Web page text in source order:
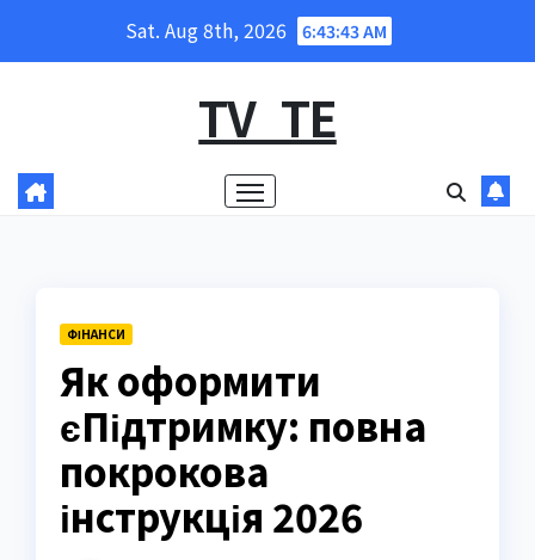
Sat. Aug 8th, 2026 6:43:44 AM
TV_TE
ФІНАНСИ
Як оформити
єПідтримку: повна
покрокова
інструкція 2026